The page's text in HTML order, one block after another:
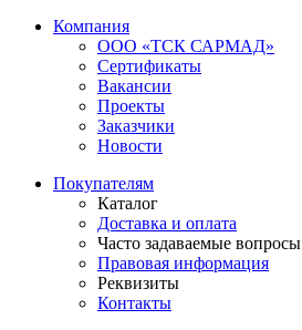
Компания
ООО «ТСК САРМАД»
Сертификаты
Вакансии
Проекты
Заказчики
Новости
Покупателям
Каталог
Доставка и оплата
Часто задаваемые вопросы
Правовая информация
Реквизиты
Контакты